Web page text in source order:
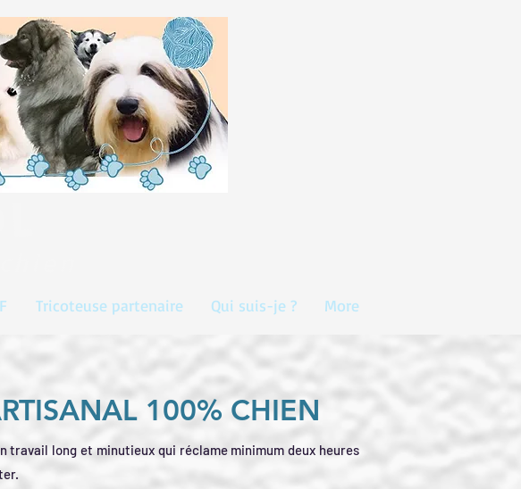
Tricoteuse partenaire Qui suis-je ? More
100% CHIEN
travail long et minutieux qui réclame minimum deux heures